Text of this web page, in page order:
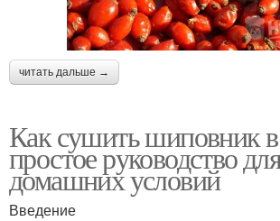
читать дальше →
Как сушить шиповник в
простое руководство
домашних условий
Введение